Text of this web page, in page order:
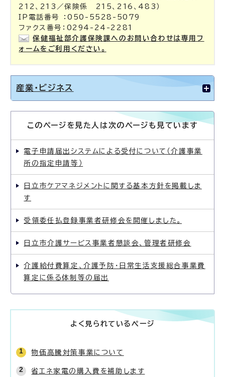
212、213／保険係 215、216、483）
IP電話番号 ：050-5528-5079
ファクス番号：0294-24-2281
保健福祉部介護保険課へのお問い合わせは専用フ
ォームをご利用ください。
産業・ビジネス
このページを見た人は次のページも見ています
電子申請届出システムによる受付について（介護事業
所の指定申請等）
日立市ケアマネジメントに関する基本方針を掲載しま
す
受領委任払登録事業者研修会を開催しました。
日立市介護サービス事業者懇談会、管理者研修会
介護給付費算定、介護予防・日常生活支援総合事業費
算定に係る体制等の届出
よく見られているページ
物価高騰対策事業について
省エネ家電の購入費を補助します